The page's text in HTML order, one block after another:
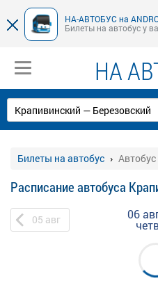
НА-АВТОБУС на
Билеты на автобус у
НА
Билеты на автобус
Расписание автобуса
05 авг 06